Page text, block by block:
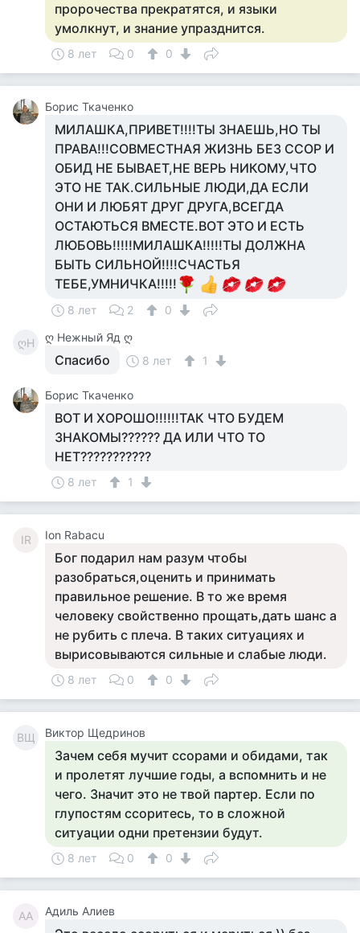
пророчества прекратятся, и языки
умолкнут, и знание упразднится.
8 лет 0 0
Борис Ткаченко
МИЛАШКА,ПРИВЕТ!!!!ТЫ ЗНАЕШЬ,НО ТЫ
ПРАВА!!!СОВМЕСТНАЯ ЖИЗНЬ БЕЗ ССОР И
ОБИД НЕ БЫВАЕТ,НЕ ВЕРЬ НИКОМУ,ЧТО
ЭТО НЕ ТАК.СИЛЬНЫЕ ЛЮДИ,ДА ЕСЛИ
ОНИ И ЛЮБЯТ ДРУГ ДРУГА,ВСЕГДА
ОСТАЮТЬСЯ ВМЕСТЕ.ВОТ ЭТО И ЕСТЬ
ЛЮБОВЬ!!!!!МИЛАШКА!!!!!ТЫ ДОЛЖНА
БЫТЬ СИЛЬНОЙ!!!!СЧАСТЬЯ
ТЕБЕ,УМНИЧКА!!!!!
8 лет 2 0
ღН ღ Нежный Яд ღ
Спасибо 8 лет 1
Борис Ткаченко
ВОТ И ХОРОШО!!!!!!ТАК ЧТО БУДЕМ
ЗНАКОМЫ?????? ДА ИЛИ ЧТО ТО
НЕТ???????????
8 лет 1
IR Ion Rabacu
Бог подарил нам разум чтобы
разобраться,оценить и принимать
правильное решение. В то же время
человеку свойственно прощать,дать шанс а
не рубить с плеча. В таких ситуациях и
вырисовываются сильные и слабые люди.
8 лет 0 0
ВЩ Виктор Щедринов
Зачем себя мучит ссорами и обидами, так
и пролетят лучшие годы, а вспомнить и не
чего. Значит это не твой партер. Если по
глупостям ссоритесь, то в сложной
ситуации одни претензии будут.
8 лет 0 0
АА Адиль Алиев